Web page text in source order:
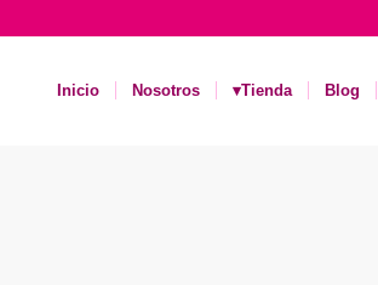
Inicio Nosotros ▾Tienda Blog